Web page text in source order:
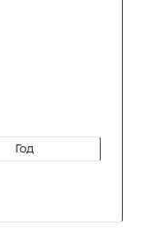
год